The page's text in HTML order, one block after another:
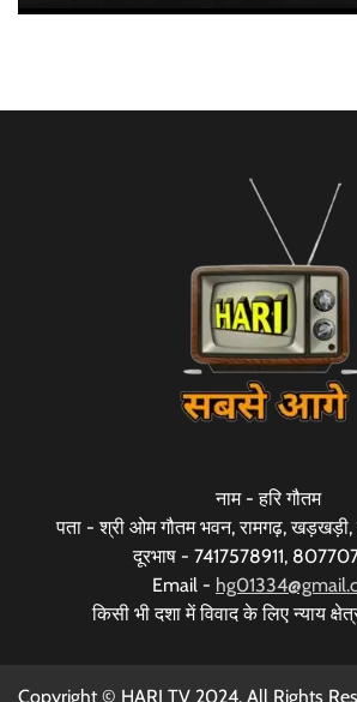
नाम - हरि गौतम
पता - श्री ओम गौतम भवन, रामगढ़, खड़खड़ी,
दूरभाष - 7417578911,
Email -
किसी भी दशा में विवाद के लिए न्याय क्षेत्र
Copyright © HARI TV 2024. All Rights